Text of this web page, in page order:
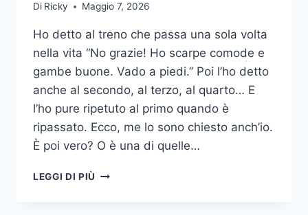
Di Ricky Maggio 7, 2026
Ho detto al treno che passa una sola volta
nella vita “No grazie! Ho scarpe comode e
gambe buone. Vado a piedi.” Poi l’ho detto
anche al secondo, al terzo, al quarto… E
l’ho pure ripetuto al primo quando è
ripassato. Ecco, me lo sono chiesto anch’io.
È poi vero? O è una di quelle…
LEGGI DI PIÙ MA